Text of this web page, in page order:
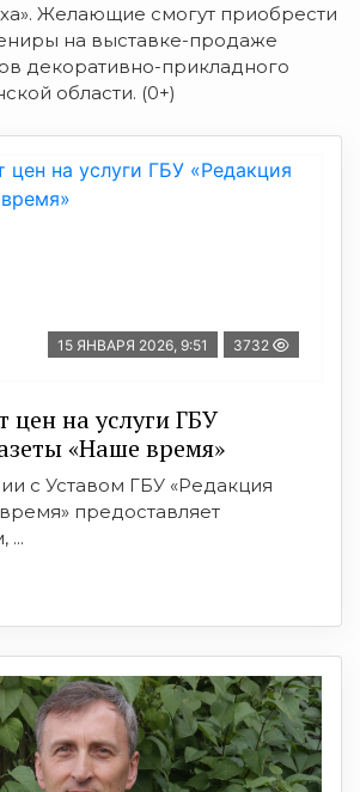
Желающие смогут приобрести
на выставке-продаже
декоративно-прикладного
области. (0+)
15 ЯНВАРЯ 2026, 9:51 3732
цен на услуги ГБУ
«Наше время»
с Уставом ГБУ «Редакция
предоставляет
...